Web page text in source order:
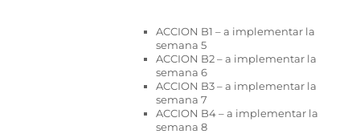
ACCION B1 – a implementar la
semana 5
ACCION B2 – a implementar la
semana 6
ACCION B3 – a implementar la
semana 7
ACCION B4 – a implementar la
semana 8